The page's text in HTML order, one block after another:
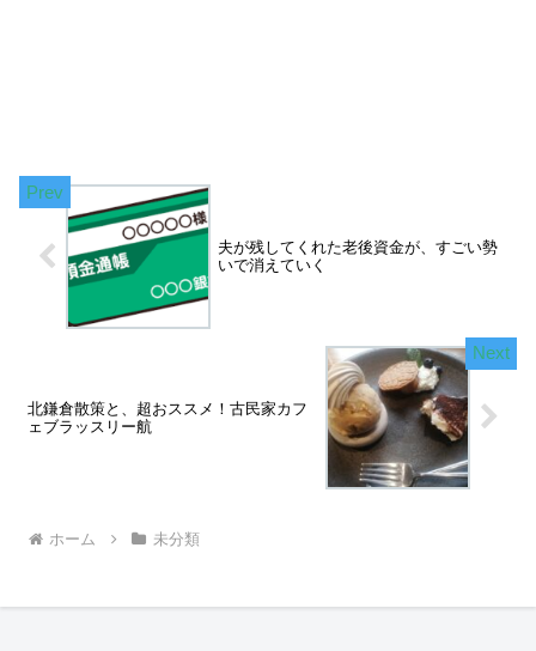
夫が残してくれた老後資金が、すごい勢
いで消えていく
北鎌倉散策と、超おススメ！古民家カフ
ェブラッスリー航
ホーム 未分類